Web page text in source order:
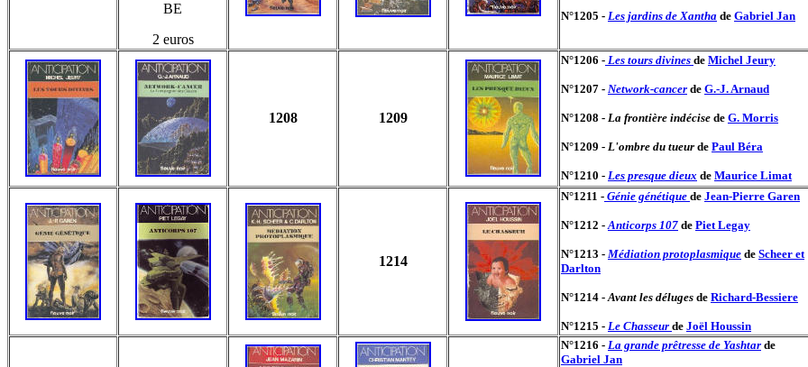
BE
2 euros
N°1205 - Les jardins de Xantha de Gabriel Jan
1208 1209
N°1206 - Les tours divines de Michel Jeury
N°1207 - Network-cancer de G.-J. Arnaud
N°1208 - La frontière indécise de G. Morris
N°1209 - L'ombre du tueur de Paul Béra
N°1210 - Les presque dieux de Maurice Limat
1214
N°1211 - Génie génétique de Jean-Pierre Garen
N°1212 -Anticorps 107 de Piet Legay
N°1213 - Médiation protoplasmique de Scheer et
Darlton
N°1214 -Avant les déluges de Richard-Bessiere
N°1215 - Le Chasseur de Joël Houssin
N°1216 - La grande prêtresse de Yashtar de
Gabriel Jan